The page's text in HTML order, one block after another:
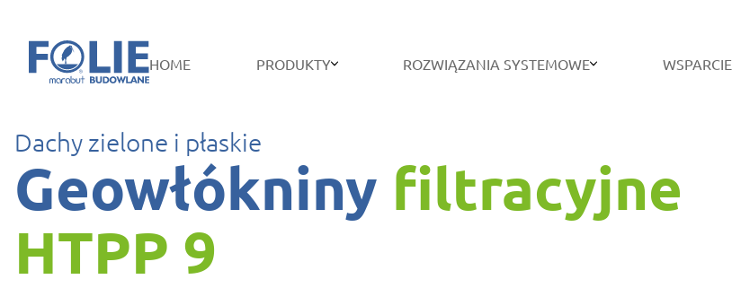
HOME PRODUKTY ROZWIĄZANIA SYSTEMOWE WSPARCIE
Dachy zielone i płaskie
Geowłókniny filtracyjne
HTPP 9